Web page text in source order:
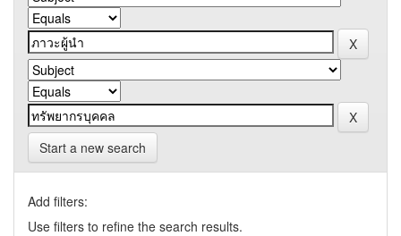
Start a new search
Add filters:
Use filters to refine the search results.